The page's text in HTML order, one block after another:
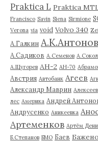
Praktica L Praktica
Francisco Savin Siena Sirmione
Verona via void Volvo 340
А.Галкин А.К.Антонов
А.Садиков А.Семенов
А.Щугорев АН-2 АН-70
Австрия Автобанк Агеев
Александр Маврин Алексеев
лес Америка Андрей
Андрусенко Аникеевка
Артеменков Артём
Б.Степанов БМО Баев